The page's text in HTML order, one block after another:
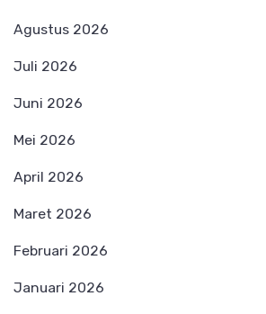
Agustus 2026
Juli 2026
Juni 2026
Mei 2026
April 2026
Maret 2026
Februari 2026
Januari 2026